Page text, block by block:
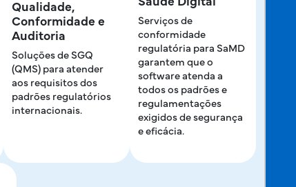
Qualidade,
Conformidade e
Auditoria
Soluções de SGQ
(QMS) para atender
aos requisitos dos
padrões regulatórios
internacionais.
Serviços de
conformidade
regulatória para SaMD
garantem que o
software atenda a
todos os padrões e
regulamentações
exigidos de segurança
e eficácia.